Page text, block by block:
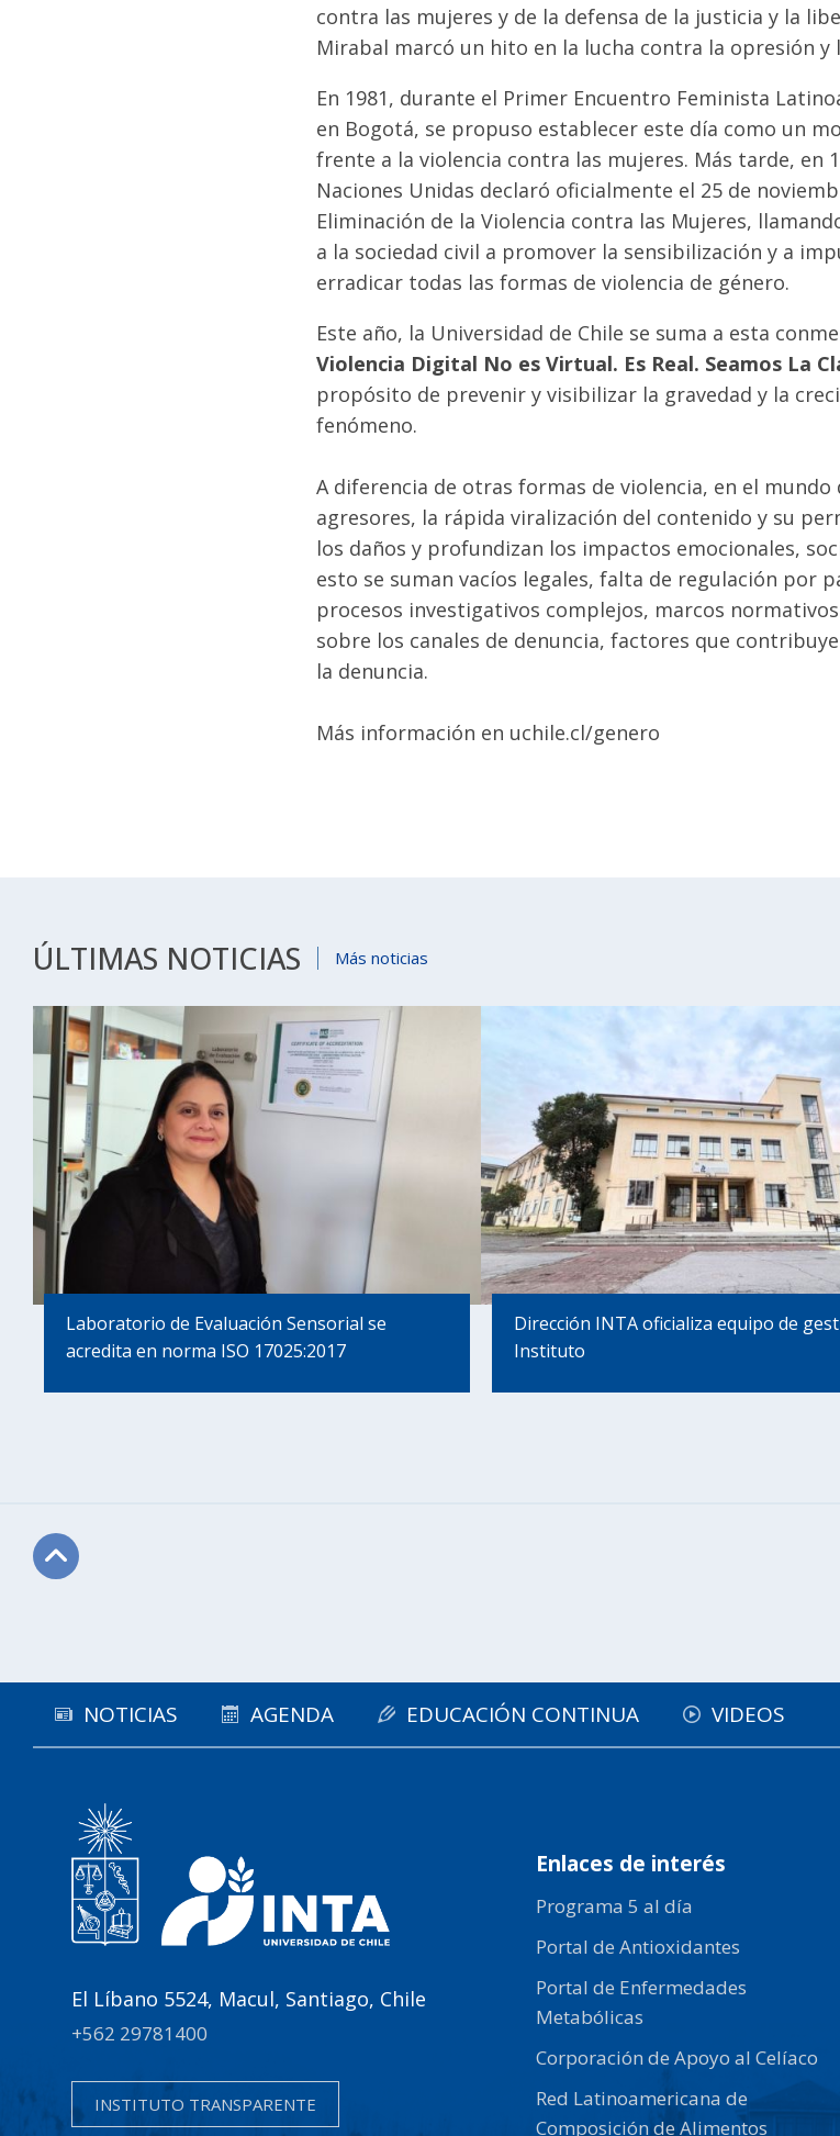
contra las mujeres y de la defensa de la justicia y la
Mirabal marcó un hito en la lucha contra la opresión y
En 1981, durante el Primer Encuentro Feminista
en Bogotá, se propuso establecer este día como un
frente a la violencia contra las mujeres. Más tarde, en
Naciones Unidas declaró oficialmente el 25 de
Eliminación de la Violencia contra las Mujeres,
a la sociedad civil a promover la sensibilización y a
erradicar todas las formas de violencia de género.
Este año, la Universidad de Chile se suma a esta
Violencia Digital No es Virtual. Es Real. Seamos La
propósito de prevenir y visibilizar la gravedad y la
fenómeno.
A diferencia de otras formas de violencia, en el
agresores, la rápida viralización del contenido y su
los daños y profundizan los impactos emocionales,
esto se suman vacíos legales, falta de regulación por
procesos investigativos complejos, marcos
sobre los canales de denuncia, factores que
la denuncia.
Más información en uchile.cl/genero
ÚLTIMAS NOTICIAS Más noticias
Laboratorio de Evaluación Sensorial se
acredita en norma ISO 17025:2017
Dirección INTA oficializa equipo de
Instituto
NOTICIAS AGENDA EDUCACIÓN CONTINUA VIDEOS
El Líbano 5524, Macul, Santiago, Chile
+562 29781400
INSTITUTO TRANSPARENTE
Enlaces de interés
Programa 5 al día
Portal de Antioxidantes
Portal de Enfermedades
Metabólicas
Corporación de Apoyo al Celíaco
Red Latinoamericana de
Composición de Alimentos